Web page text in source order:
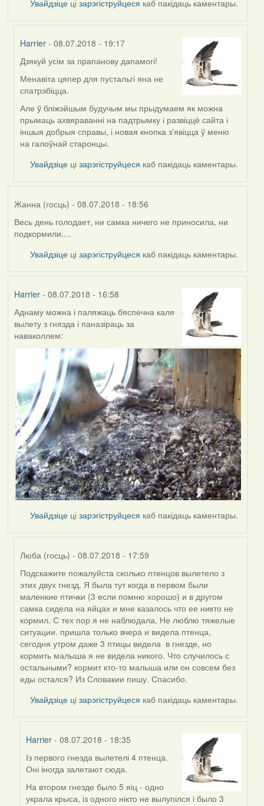
Увайдзіце цізарэгіструйцеся каб пакідаць каментары.
Harrier - 08.07.2018 - 19:17
In
reply
to
Жанна
(госць)
Дзякуй усім за прапанову дапамогі!
Менавіта цяпер для пустальгі яна не
спатрэбіцца.
Але ў бліжэйшым будучым мы прыдумаем як можна
прымаць ахвяраванні на падтрымку і развіццё сайта і
іншыя добрыя справы, і новая кнопка з'явіцца ў меню
на галоўнай старонцы.
Увайдзіце цізарэгіструйцеся каб пакідаць каментары.
Жанна (госць) - 08.07.2018 - 18:56
Весь день голодает, ни самка ничего не приносила, ни
подкормили....
Увайдзіце цізарэгіструйцеся каб пакідаць каментары.
Harrier- 08.07.2018 - 16:58
Аднаму можна і паляжаць бяспечна каля
вылету з гнязда і паназіраць за
наваколлем:
Увайдзіце цізарэгіструйцеся каб пакідаць каментары.
Люба (госць) - 08.07.2018 - 17:59
In
reply
to
by
Harrier
Подскажите пожалуйста сколько птенцов вылетело з
этих двух гнезд. Я была тут когда в первом были
маленкие птички (3 если помню хорошо) и в другом
самка сидела на яйцах и мне казалось что ее никто не
кормил. С тех пор я не наблюдала. Не люблю тяжелые
ситуации. пришла только вчера и видела птенца,
сегодня утром даже 3 птицы видела в гнезде, но
кормить малыша я не видела никого. Что случилось с
остальными? кормит кто-то малыша или он совсем без
еды остался? Из Словакии пишу. Спасибо.
Увайдзіце цізарэгіструйцеся каб пакідаць каментары.
Harrier - 08.07.2018 - 18:35
In
reply
to
by
Із первого гнезда вылетелі 4 птенца.
Оні іногда залетают сюда.
На втором гнезде было 5 яіц - одно
украла крыса, із одного нікто не вылупілся і было 3